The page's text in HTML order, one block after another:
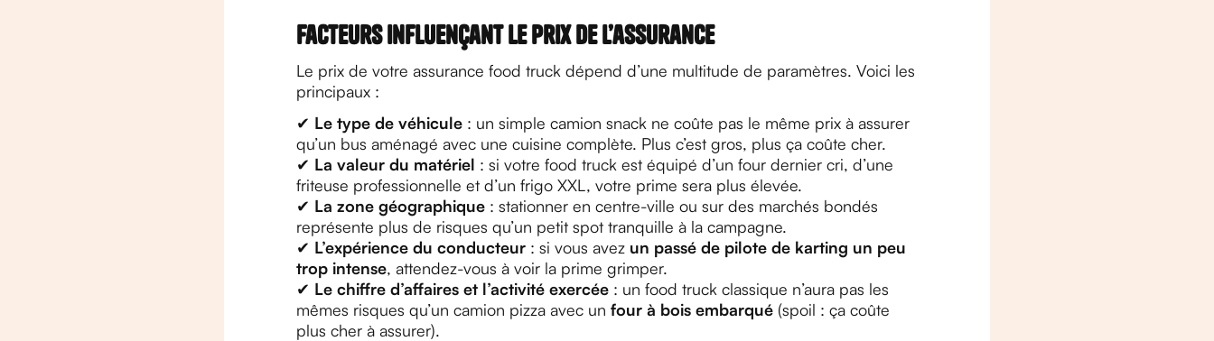
Facteurs influençant le prix de l’assurance
Le prix de votre assurance food truck dépend d’une multitude de paramètres. Voici les
principaux :
✔ Le type de véhicule : un simple camion snack ne coûte pas le même prix à assurer
qu’un bus aménagé avec une cuisine complète. Plus c’est gros, plus ça coûte cher.
✔ La valeur du matériel : si votre food truck est équipé d’un four dernier cri, d’une
friteuse professionnelle et d’un frigo XXL, votre prime sera plus élevée.
✔ La zone géographique : stationner en centre-ville ou sur des marchés bondés
représente plus de risques qu’un petit spot tranquille à la campagne.
✔ L’expérience du conducteur : si vous avez un passé de pilote de karting un peu
trop intense, attendez-vous à voir la prime grimper.
✔ Le chiffre d’affaires et l’activité exercée : un food truck classique n’aura pas les
mêmes risques qu’un camion pizza avec un four à bois embarqué (spoil : ça coûte
plus cher à assurer).